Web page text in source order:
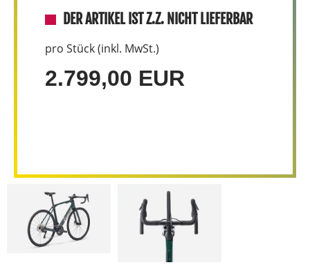
DER ARTIKEL IST Z.Z. NICHT LIEFERBAR
pro Stück (inkl. MwSt.)
2.799,00 EUR